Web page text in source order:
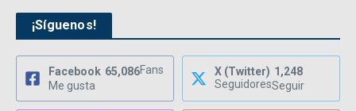
¡Síguenos!
Facebook 65,086Fans
Me gusta
X (Twitter) 1,248
SeguidoresSeguir